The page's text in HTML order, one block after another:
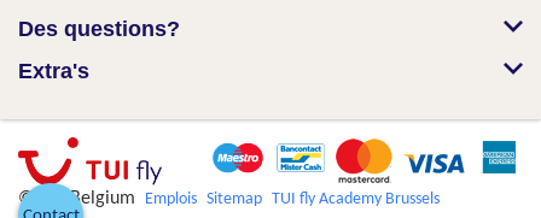
Des questions?
Extra's
© TUI Belgium Emplois Sitemap TUI fly Academy Brussels